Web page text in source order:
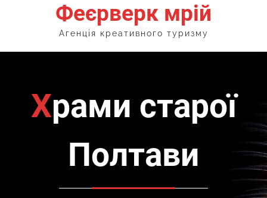
Феєрверк мрій
Агенція креативного туризму
Храми старої
Полтави